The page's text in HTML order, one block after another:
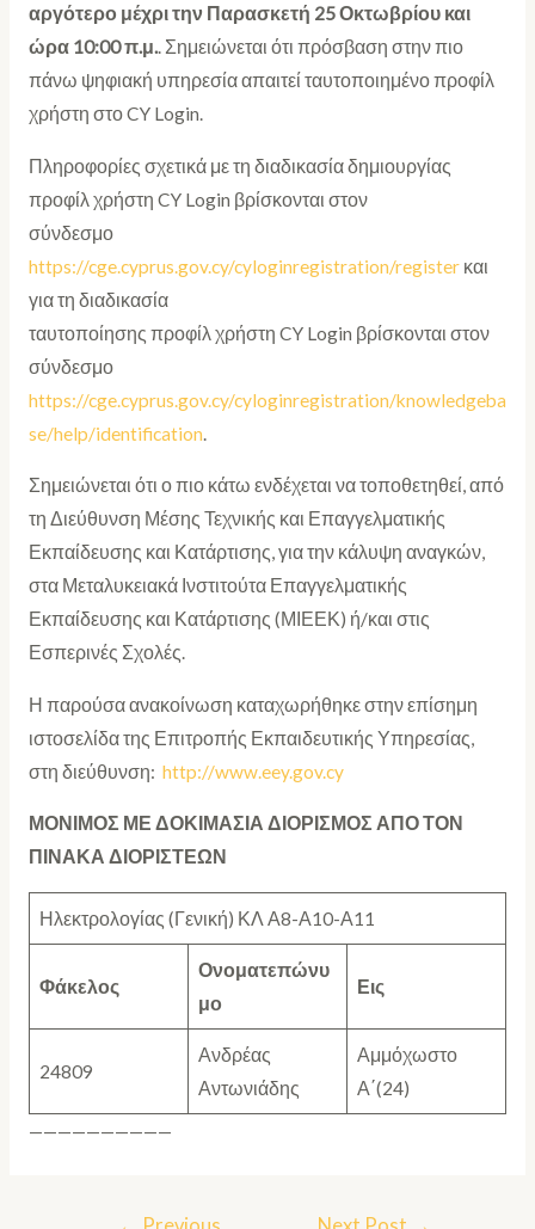
αργότερο μέχρι την Παρασκετή 25 Οκτωβρίου και
ώρα 10:00 π.μ.. Σημειώνεται ότι πρόσβαση στην πιο
πάνω ψηφιακή υπηρεσία απαιτεί ταυτοποιημένο προφίλ
χρήστη στο CY Login.
Πληροφορίες σχετικά με τη διαδικασία δημιουργίας
προφίλ χρήστη CY Login βρίσκονται στον
σύνδεσμο
https://cge.cyprus.gov.cy/cyloginregistration/registerκαι
για τη διαδικασία
ταυτοποίησης προφίλ χρήστη CY Login βρίσκονται στον
σύνδεσμο
https://cge.cyprus.gov.cy/cyloginregistration/knowledgeba
se/help/identification.
Σημειώνεται ότι ο πιο κάτω ενδέχεται να τοποθετηθεί, από
τη Διεύθυνση Μέσης Τεχνικής και Επαγγελματικής
Εκπαίδευσης και Κατάρτισης, για την κάλυψη αναγκών,
στα Μεταλυκειακά Ινστιτούτα Επαγγελματικής
Εκπαίδευσης και Κατάρτισης (ΜΙΕΕΚ) ή/και στις
Εσπερινές Σχολές.
Η παρούσα ανακοίνωση καταχωρήθηκε στην επίσημη
ιστοσελίδα της Επιτροπής Εκπαιδευτικής Υπηρεσίας,
στη διεύθυνση: http://www.eey.gov.cy
ΜΟΝΙΜΟΣ ΜΕ ΔΟΚΙΜΑΣΙΑ ΔΙΟΡΙΣΜΟΣ ΑΠΟ ΤΟΝ
ΠΙΝΑΚΑ ΔΙΟΡΙΣΤΕΩΝ
Ηλεκτρολογίας (Γενική) ΚΛ Α8-Α10-Α11
Φάκελος
Ονοματεπώνυ
μο
Εις
24809
Ανδρέας
Αντωνιάδης
Αμμόχωστο
Α΄(24)
——————————